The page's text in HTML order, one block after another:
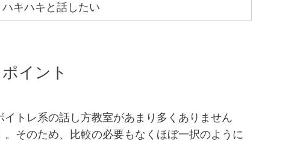
キハキと話したい
イント
トレ系の話し方教室があまり多くありません
。そのため、比較の必要もなくほぼ一択のように